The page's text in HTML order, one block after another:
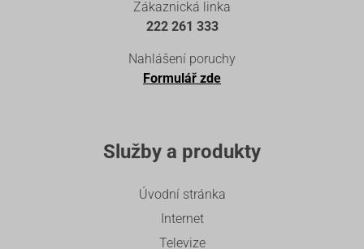
Zákaznická linka
222 261 333
Nahlášení poruchy
Formulář zde
Služby a produkty
Úvodní stránka
Internet
Televize